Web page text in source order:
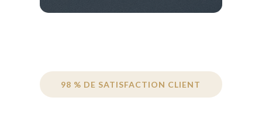
98 % DE SATISFACTION CLIENT